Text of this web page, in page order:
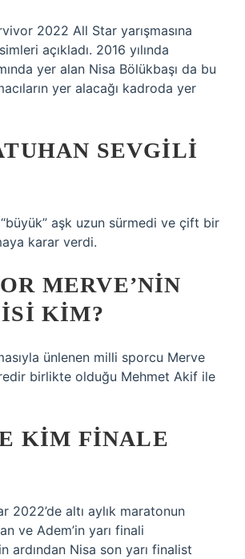
2022 All Star yarışmasına
açıkladı. 2016 yılında
yer alan Nisa Bölükbaşı da bu
yer alacağı kadroda yer
SEVGILI
aşk uzun sürmedi ve çift bir
karar verdi.
MERVE’NIN
KIM?
ünlenen milli sporcu Merve
birlikte olduğu Mehmet Akif ile
KIM FINALE
2022’de altı aylık maratonun
ve Adem’in yarı finali
ardından Nisa son yarı finalist